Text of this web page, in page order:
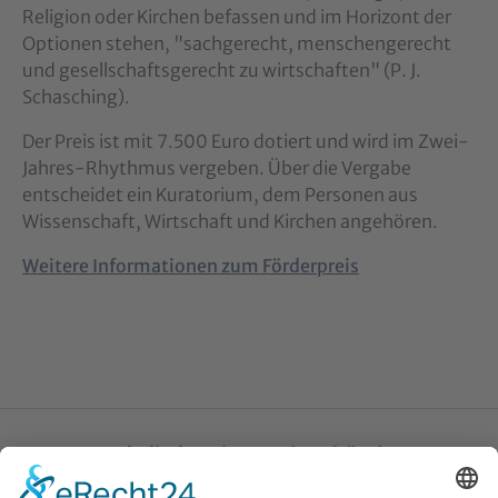
Religion oder Kirchen befassen und im Horizont der
Optionen stehen, "sachgerecht, menschengerecht
und gesellschaftsgerecht zu wirtschaften" (P. J.
Schasching).
Der Preis ist mit 7.500 Euro dotiert und wird im Zwei-
Jahres-Rhythmus vergeben. Über die Vergabe
entscheidet ein Kuratorium, dem Personen aus
Wissenschaft, Wirtschaft und Kirchen angehören.
Weitere Informationen zum Förderpreis
Katholische Privat-Universität Linz